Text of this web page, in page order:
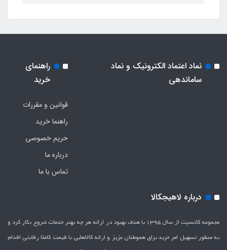
نماد اعتماد الکترونیک و نماد
ساماندهی
راهنمای
خرید
قوانین و مقررات
راهنما خرید
حریم خصوصی
درباره ما
تماس با ما
درباره لاهیجکالا
مجموعه کانسپت از سال 1395 با هدف بهبود در ارائه هر چه بهتر خدمات شروع بکار کرد و
به منظور تسهیل امر خرید برای هموطنان عزیز و ارائه کالاهایی با قیمت کاملاَ رقابتی اقدام